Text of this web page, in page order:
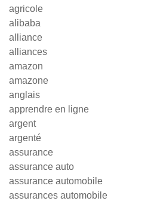
agricole
alibaba
alliance
alliances
amazon
amazone
anglais
apprendre en ligne
argent
argenté
assurance
assurance auto
assurance automobile
assurances automobile